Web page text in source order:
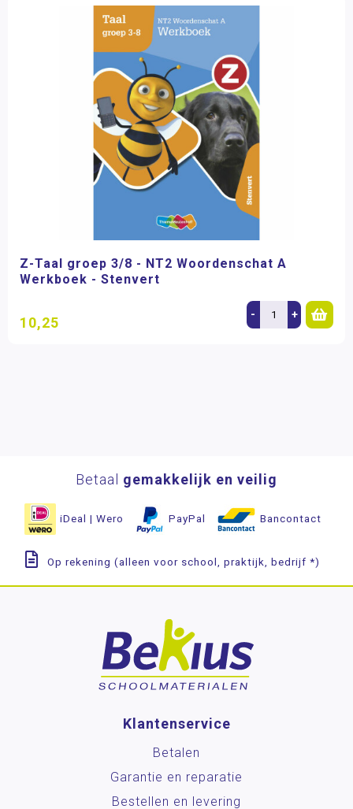
Z-Taal groep 3/8 - NT2 Woordenschat A
Werkboek - Stenvert
10,25 - +
Betaal gemakkelijk en veilig
iDeal | Wero PayPal Bancontact
Op rekening (alleen voor school, praktijk, bedrijf *)
Klantenservice
Betalen
Garantie en reparatie
Bestellen en levering